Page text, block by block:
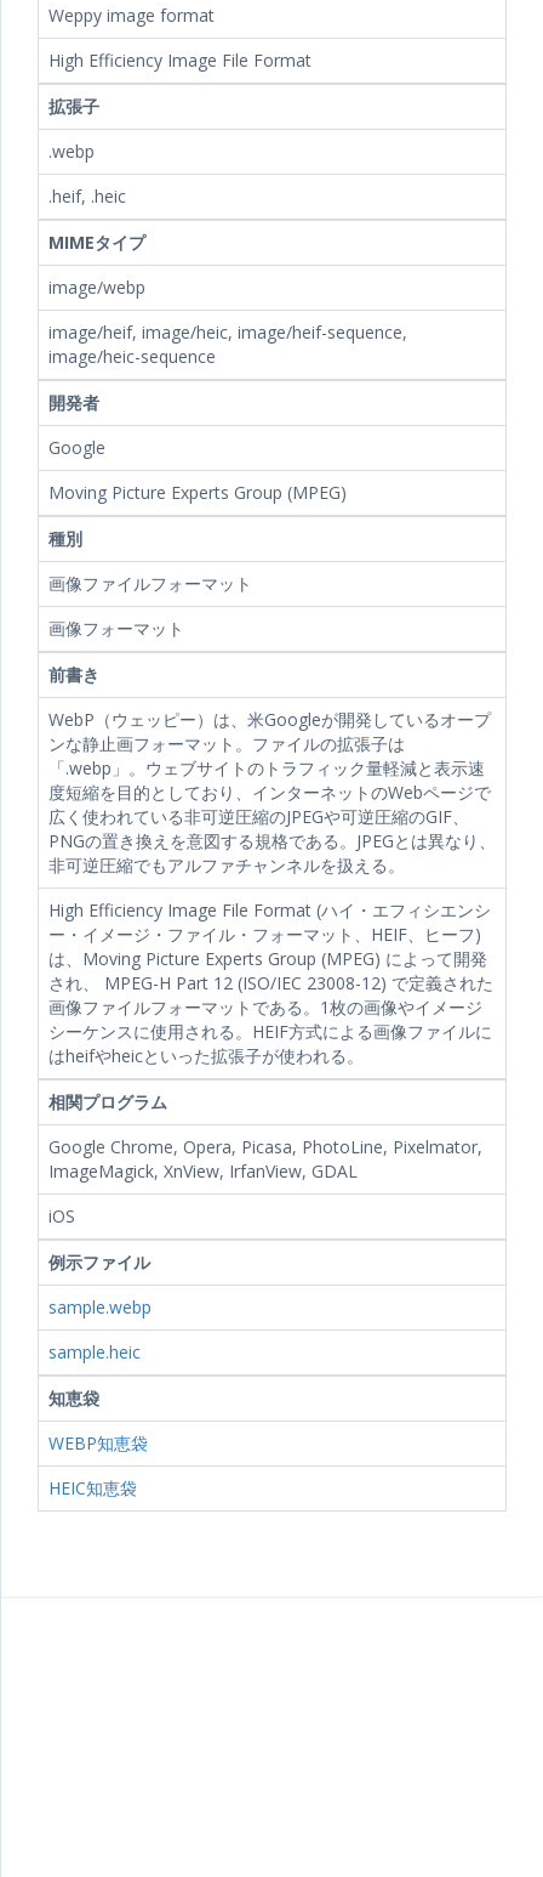
Weppy image format
High Efficiency Image File Format
拡張子
.webp
.heif, .heic
MIMEタイプ
image/webp
image/heif, image/heic, image/heif-sequence,
image/heic-sequence
開発者
Google
Moving Picture Experts Group (MPEG)
種別
画像ファイルフォーマット
画像フォーマット
前書き
WebP（ウェッピー）は、米Googleが開発しているオープ
ンな静止画フォーマット。ファイルの拡張子は
「.webp」。ウェブサイトのトラフィック量軽減と表示速
度短縮を目的としており、インターネットのWebページで
広く使われている非可逆圧縮のJPEGや可逆圧縮のGIF、
PNGの置き換えを意図する規格である。JPEGとは異なり、
非可逆圧縮でもアルファチャンネルを扱える。
High Efficiency Image File Format (ハイ・エフィシエンシ
ー・イメージ・ファイル・フォーマット、HEIF、ヒーフ)
は、Moving Picture Experts Group (MPEG) によって開発
され、 MPEG-H Part 12 (ISO/IEC 23008-12) で定義された
画像ファイルフォーマットである。1枚の画像やイメージ
シーケンスに使用される。HEIF方式による画像ファイルに
はheifやheicといった拡張子が使われる。
相関プログラム
Google Chrome, Opera, Picasa, PhotoLine, Pixelmator,
ImageMagick, XnView, IrfanView, GDAL
iOS
例示ファイル
sample.webp
sample.heic
知恵袋
WEBP知恵袋
HEIC知恵袋